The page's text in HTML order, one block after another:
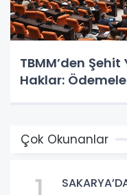
TBMM’den Şehit
Haklar:
Çok Okunanlar